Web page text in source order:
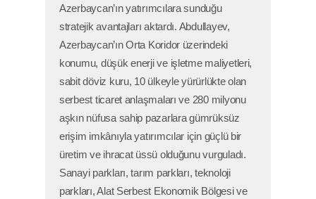
Azerbaycan’ın yatırımcılara sunduğu
stratejik avantajları aktardı. Abdullayev,
Azerbaycan’ın Orta Koridor üzerindeki
konumu, düşük enerji ve işletme maliyetleri,
sabit döviz kuru, 10 ülkeyle yürürlükte olan
serbest ticaret anlaşmaları ve 280 milyonu
aşkın nüfusa sahip pazarlara gümrüksüz
erişim imkânıyla yatırımcılar için güçlü bir
üretim ve ihracat üssü olduğunu vurguladı.
Sanayi parkları, tarım parkları, teknoloji
parkları, Alat Serbest Ekonomik Bölgesi ve